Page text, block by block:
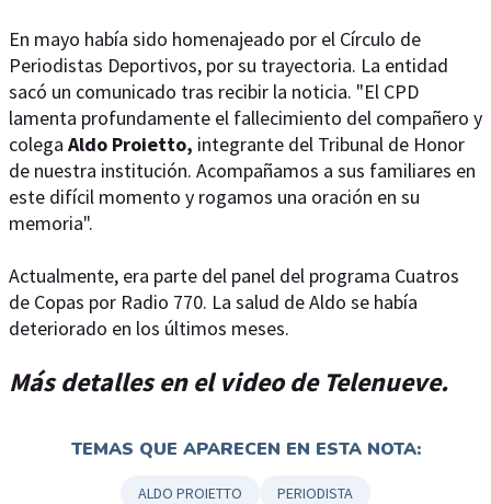
En mayo había sido homenajeado por el Círculo de
Periodistas Deportivos, por su trayectoria. La entidad
sacó un comunicado tras recibir la noticia. "El CPD
lamenta profundamente el fallecimiento del compañero y
colega Aldo Proietto, integrante del Tribunal de Honor
de nuestra institución. Acompañamos a sus familiares en
este difícil momento y rogamos una oración en su
memoria".
Actualmente, era parte del panel del programa Cuatros
de Copas por Radio 770. La salud de Aldo se había
deteriorado en los últimos meses.
Más detalles en el video de Telenueve.
TEMAS QUE APARECEN EN ESTA NOTA:
ALDO PROIETTO PERIODISTA